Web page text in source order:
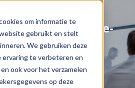
om informatie te
gebruikt en stelt
We gebruiken deze
ervaring te verbeteren en
ook voor het verzamelen
op deze
2019
Belgisch bedrijfsleven en
sterk positieve